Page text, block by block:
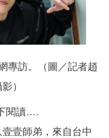
專訪。（圖／記者趙
）
閱讀….
壹師弟，來自台中